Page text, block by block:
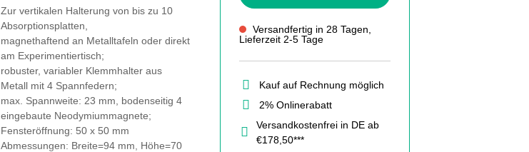
Zur vertikalen Halterung von bis zu 10
Absorptionsplatten,
magnethaftend an Metalltafeln oder direkt
am Experimentiertisch;
robuster, variabler Klemmhalter aus
Metall mit 4 Spannfedern;
max. Spannweite: 23 mm, bodenseitig 4
eingebaute Neodymiummagnete;
Fensteröffnung: 50 x 50 mm
Abmessungen: Breite=94 mm, Höhe=70
Versandfertig in 28 Tagen,
Lieferzeit 2-5 Tage
Kauf auf Rechnung möglich
2% Onlinerabatt
Versandkostenfrei in DE ab
€178,50***